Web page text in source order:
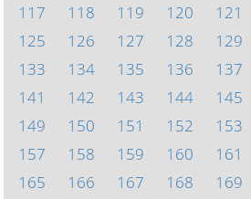
117
118 119 120 121
125
126 127 128 129
133
134 135 136 137
141
142 143 144 145
149
150 151 152 153
157
158 159 160 161
165
166 167 168 169